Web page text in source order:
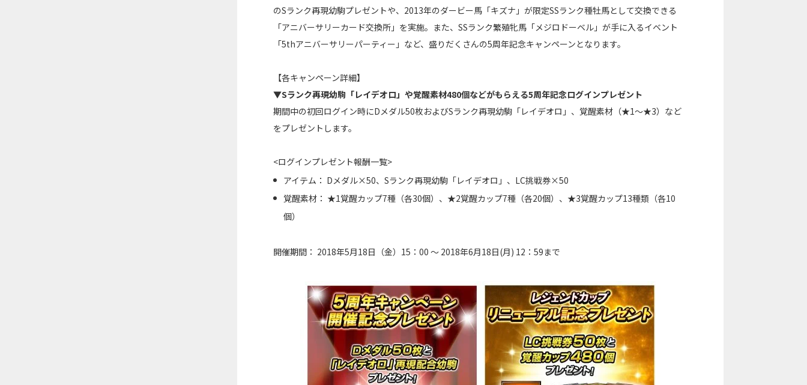
のSランク再現幼駒プレゼントや、2013年のダービー馬「キズナ」が限定SSランク種牡馬として交換できる
「アニバーサリーカード交換所」を実施。また、SSランク繁殖牝馬「メジロドーベル」が手に入るイベント
「5thアニバーサリーパーティー」など、盛りだくさんの5周年記念キャンペーンとなります。
【各キャンペーン詳細】
▼Sランク再現幼駒「レイデオロ」や覚醒素材480個などがもらえる5周年記念ログインプレゼント
期間中の初回ログイン時にDメダル50枚およびSランク再現幼駒「レイデオロ」、覚醒素材（★1～★3）など
をプレゼントします。
<ログインプレゼント報酬一覧>
アイテム： Dメダル×50、Sランク再現幼駒「レイデオロ」、LC挑戦券×50
覚醒素材： ★1覚醒カップ7種（各30個）、★2覚醒カップ7種（各20個）、★3覚醒カップ13種類（各10
個）
開催期間： 2018年5月18日（金）15：00 ～ 2018年6月18日(月) 12：59まで